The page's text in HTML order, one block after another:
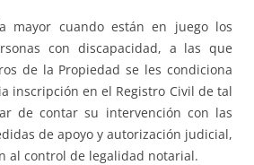
mayor cuando están en juego los
con discapacidad, a las que
de la Propiedad se les condiciona
inscripción en el Registro Civil de tal
de contar su intervención con las
de apoyo y autorización judicial,
al control de legalidad notarial.